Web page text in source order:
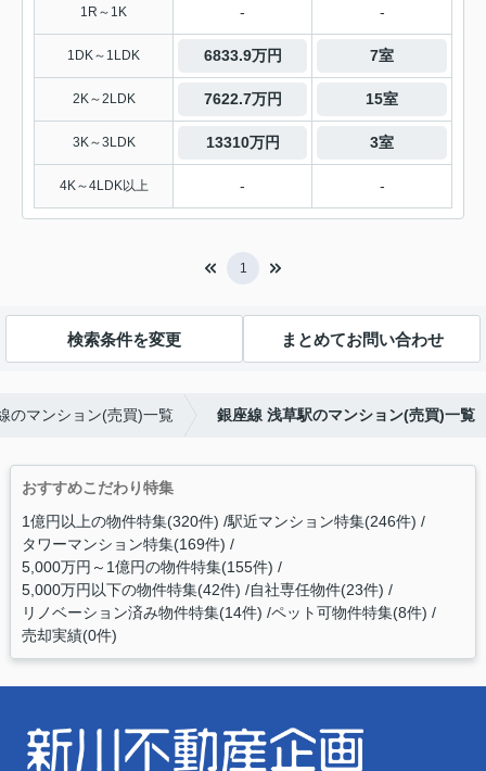
1R～1K - -
1DK～1LDK 6833.9万円 7室
2K～2LDK 7622.7万円 15室
3K～3LDK 13310万円 3室
4K～4LDK以上 - -
1
検索条件を変更 まとめてお問い合わせ
のマンション(売買)一覧 銀座線 浅草駅のマンション(売買)一覧
おすすめこだわり特集
1億円以上の物件特集(320件) 駅近マンション特集(246件)
タワーマンション特集(169件)
5,000万円～1億円の物件特集(155件)
5,000万円以下の物件特集(42件) 自社専任物件(23件)
リノベーション済み物件特集(14件) ペット可物件特集(8件)
売却実績(0件)